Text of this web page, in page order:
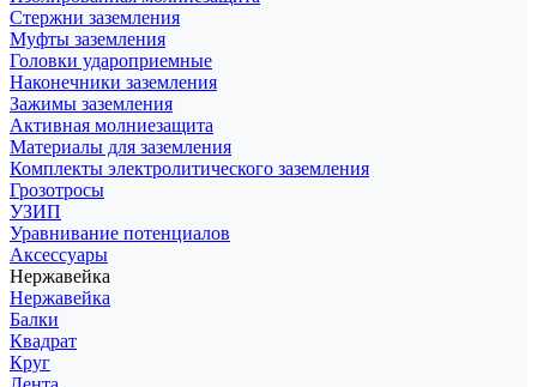
Стержни заземления
Муфты заземления
Головки удароприемные
Наконечники заземления
Зажимы заземления
Активная молниезащита
Материалы для заземления
Комплекты электролитического заземления
Грозотросы
УЗИП
Уравнивание потенциалов
Аксессуары
Нержавейка
Нержавейка
Балки
Квадрат
Круг